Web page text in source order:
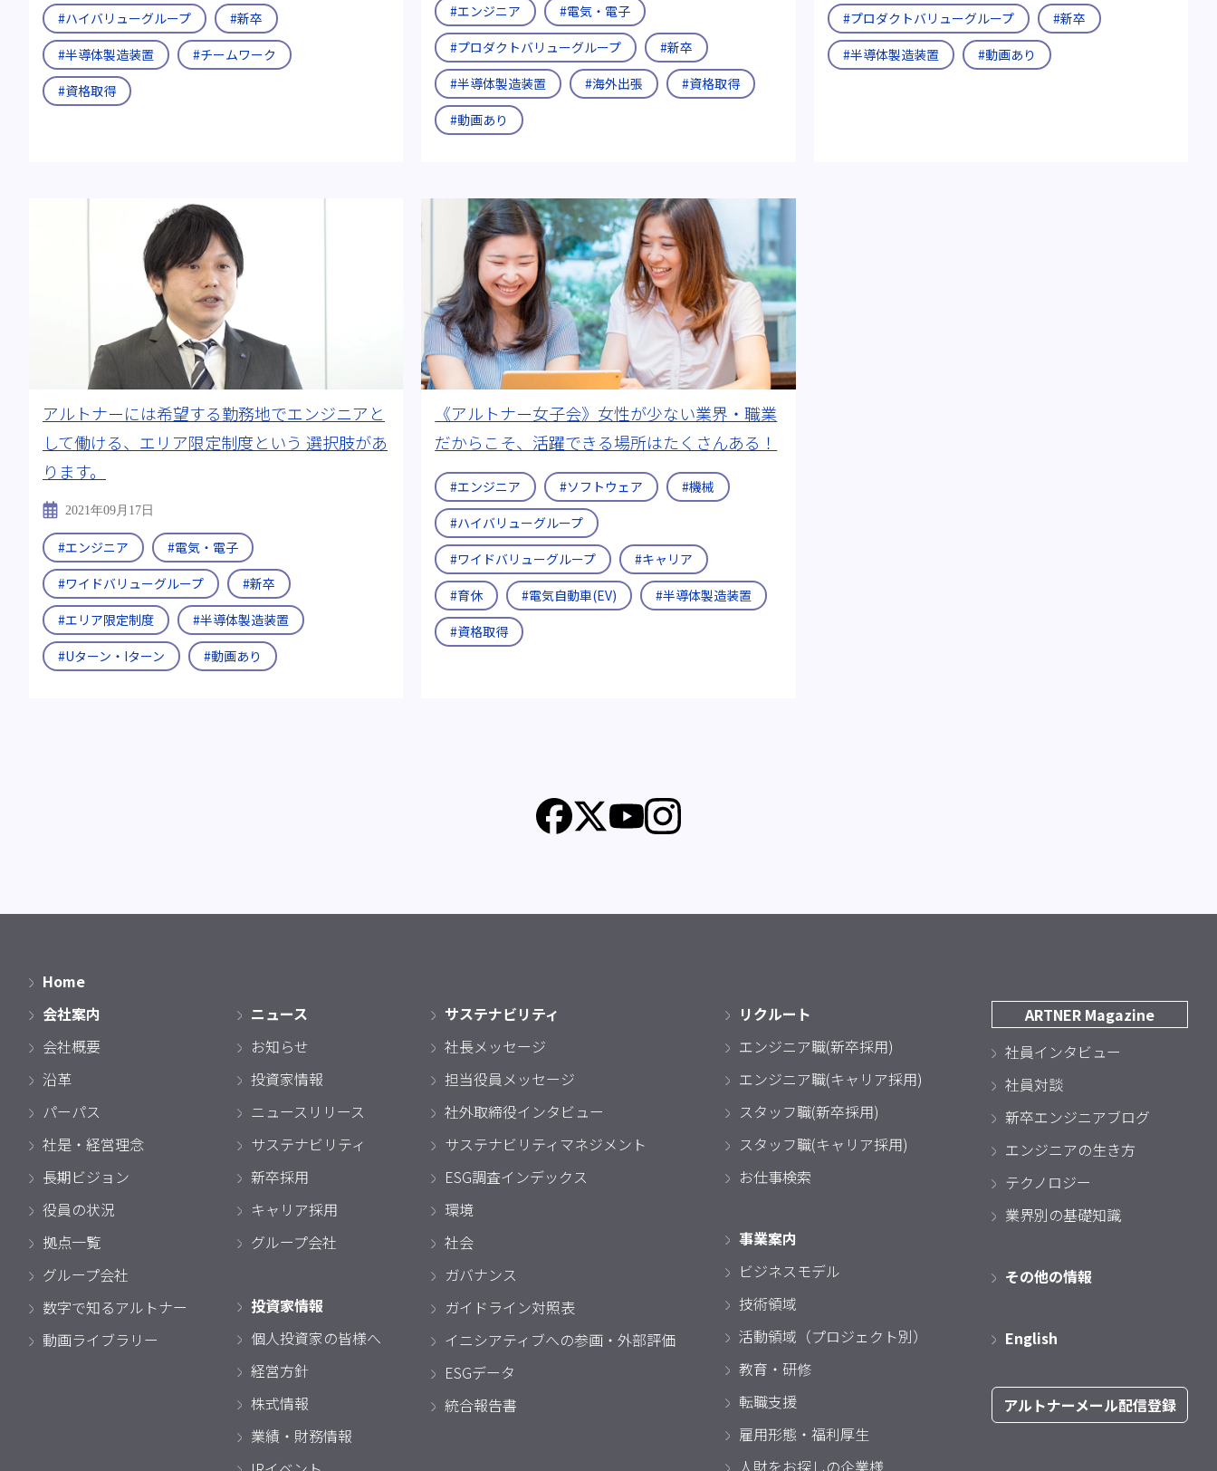
#ハイバリューグループ
#新卒
#半導体製造装置
#チームワーク
#資格取得
#エンジニア
#電気・電子
#プロダクトバリューグループ
#新卒
#半導体製造装置
#海外出張
#資格取得
#動画あり
#プロダクトバリューグループ
#新卒
#半導体製造装置
#動画あり
アルトナーには希望する勤務地でエンジニアと
して働ける、エリア限定制度という 選択肢があ
ります。
2021年09月17日
#エンジニア
#電気・電子
#ワイドバリューグループ
#新卒
#エリア限定制度
#半導体製造装置
#Uターン・Iターン
#動画あり
《アルトナー女子会》女性が少ない業界・職業
だからこそ、活躍できる場所はたくさんある！
#エンジニア #ソフトウェア
#機械
#ハイバリューグループ
#ワイドバリューグループ
#キャリア
#育休
#電気自動車(EV)
#半導体製造装置
#資格取得
Home
会社案内
会社概要
沿革
パーパス
社是・経営理念
長期ビジョン
役員の状況
拠点一覧
グループ会社
数字で知るアルトナー
動画ライブラリー
ニュース
お知らせ
投資家情報
ニュースリリース
サステナビリティ
新卒採用
キャリア採用
グループ会社
投資家情報
個人投資家の皆様へ
経営方針
株式情報
業績・財務情報
サステナビリティ
社長メッセージ
担当役員メッセージ
社外取締役インタビュー
サステナビリティマネジメント
ESG調査インデックス
環境
社会
ガバナンス
ガイドライン対照表
イニシアティブへの参画・外部評価
ESGデータ
統合報告書
リクルート
エンジニア職(新卒採用)
エンジニア職(キャリア採用)
スタッフ職(新卒採用)
スタッフ職(キャリア採用)
お仕事検索
事業案内
ビジネスモデル
技術領域
活動領域（プロジェクト別）
教育・研修
転職支援
雇用形態・福利厚生
人財をお探しの企業様
ARTNER Magazine
社員インタビュー
社員対談
新卒エンジニアブログ
エンジニアの生き方
テクノロジー
業界別の基礎知識
その他の情報
English
アルトナーメール配信登録